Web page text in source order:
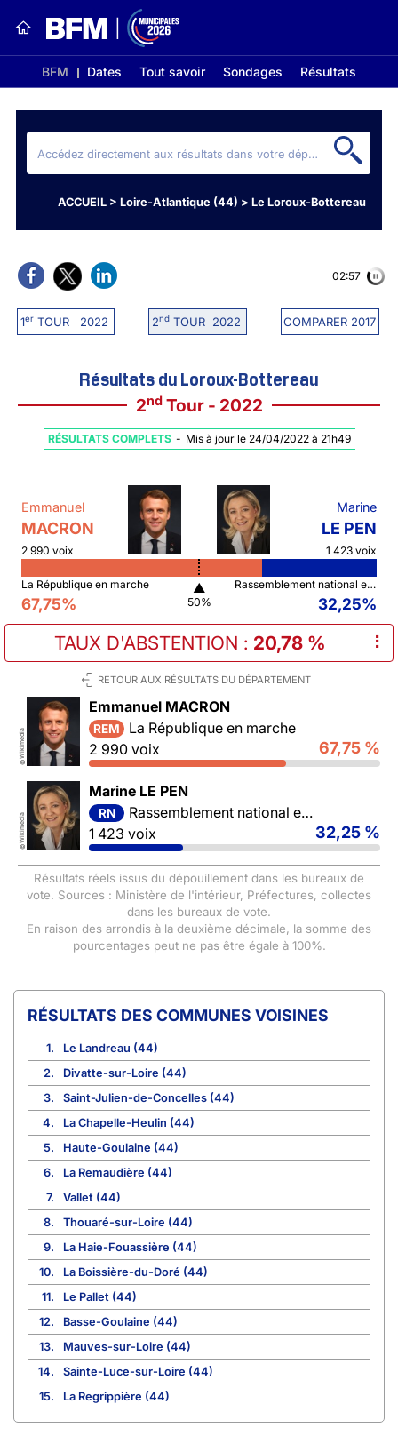
BFM Dates Tout savoir Sondages Résultats
ACCUEIL> Loire-Atlantique (44) > Le Loroux-Bottereau
1erTOUR 2022 2ndTOUR 2022 COMPARER 2017
02:56
Résultats du Loroux-Bottereau
2ndTour - 2022
RÉSULTATS COMPLETS - Mis à jour le 24/04/2022 à 21h49
Emmanuel
MACRON
2 990 voix
Marine
LE PEN
1 423 voix
La République en marche
67,75%
▲
50%
Rassemblement national et ses alliés
32,25%
TAUX D'ABSTENTION : 20,78 % ⠇
RETOUR AUX RÉSULTATS DU DÉPARTEMENT
©
Wikimedia
Emmanuel MACRON
REM
La République en marche
2 990 voix
67,75 %
©
Wikimedia
Marine LE PEN
RN
Rassemblement national et ses alliés
1 423 voix
32,25 %
Résultats réels issus du dépouillement dans les bureaux de
vote. Sources : Ministère de l'intérieur, Préfectures, collectes
dans les bureaux de vote.
En raison des arrondis à la deuxième décimale, la somme des
pourcentages peut ne pas être égale à 100%.
COMMUNES VOISINES
1.
Le Landreau (44)
2.
Divatte-sur-Loire (44)
3.
Saint-Julien-de-Concelles (44)
4.
La Chapelle-Heulin (44)
5.
Haute-Goulaine (44)
6.
La Remaudière (44)
7.
Vallet (44)
8.
Thouaré-sur-Loire (44)
9.
La Haie-Fouassière (44)
10.
La Boissière-du-Doré (44)
11.
Le Pallet (44)
12.
Basse-Goulaine (44)
13.
Mauves-sur-Loire (44)
14.
Sainte-Luce-sur-Loire (44)
15.
La Regrippière (44)